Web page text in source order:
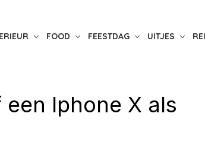
FOOD FEESTDAG UITJES
Iphone X als